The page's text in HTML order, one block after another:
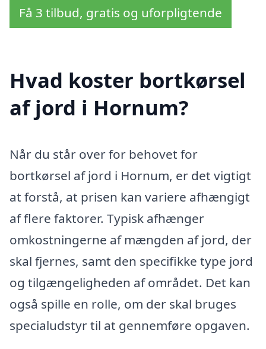
Få 3 tilbud, gratis og uforpligtende
Hvad koster bortkørsel
af jord i Hornum?
Når du står over for behovet for
bortkørsel af jord i Hornum, er det vigtigt
at forstå, at prisen kan variere afhængigt
af flere faktorer. Typisk afhænger
omkostningerne af mængden af jord, der
skal fjernes, samt den specifikke type jord
og tilgængeligheden af området. Det kan
også spille en rolle, om der skal bruges
specialudstyr til at gennemføre opgaven.